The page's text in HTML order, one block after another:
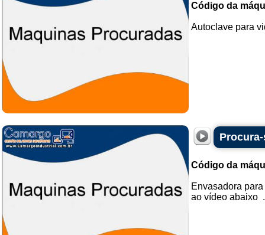
Código da
Autoclave para
Código da
Envasadora
ao vídeo abaixo